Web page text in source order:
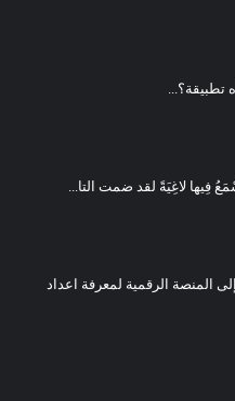
المنصة الرقمية لمعرفة اعداد